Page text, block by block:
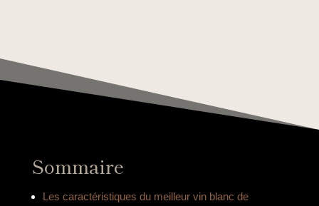
Sommaire
Les caractéristiques du meilleur vin blanc de